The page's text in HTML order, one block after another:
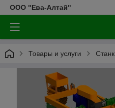
ООО "Ева-Алтай"
Товары и услуги